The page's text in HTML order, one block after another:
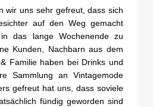
wir uns sehr gefreut, dass sich
auf den Weg gemacht
das lange Wochenende zu
Kunden, Nachbarn aus dem
Familie haben bei Drinks und
Sammlung an Vintagemode
gefreut hat uns, dass soviele
fündig geworden sind